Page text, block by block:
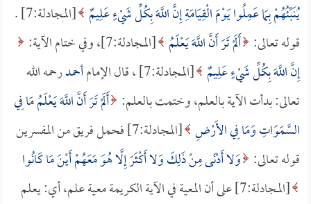
يُنَبِّئُهُمْ بِمَا عَمِلُوا يَوْمَ الْقِيَامَةِ إِنَّ اللَّهَ بِكُلِّ شَيْءٍ عَلِيمٌ [المجادلة:7] .
قوله تعالى: أَلَمْ تَرَ أَنَّ اللَّهَ يَعْلَمُ [المجادلة:7]، وفي ختام الآية:
إِنَّ اللَّهَ بِكُلِّ شَيْءٍ عَلِيمٌ [المجادلة:7] ، قال الإمام أحمدرحمه الله
تعالى: بدأت الآية بالعلم، وختمت بالعلم: أَلَمْ تَرَ أَنَّ اللَّهَ يَعْلَمُ مَا فِي
السَّمَوَاتِ وَمَا فِي الأَرْضِ
[المجادلة:7] فحمل فريق من المفسرين
قوله تعالى: وَلا أَدْنَى مِنْ ذَلِكَ وَلا أَكْثَرَ إِلَّا هُوَ مَعَهُمْ أَيْنَ مَا كَانُوا
[المجادلة:7] على أن المعية في الآية الكريمة معية علم، أي: يعلم